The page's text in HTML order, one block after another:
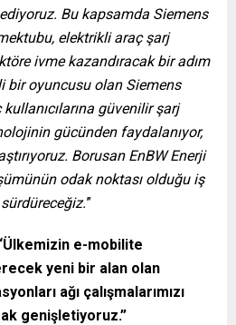
Bu kapsamda Siemens
elektrikli araç şarj
ivme kazandıracak bir adım
bir oyuncusu olan Siemens
güvenilir şarj
gücünden faydalanıyor,
Borusan EnBW Enerji
odak noktası olduğu iş
”
e-mobilite
yeni bir alan olan
ağı çalışmalarımızı
genişletiyoruz.”